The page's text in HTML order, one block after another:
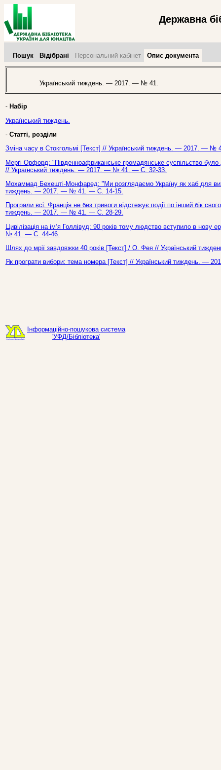
Державна
Пошук Відібрані Персональний кабінет Опис документа
Український тиждень. — 2017. — № 41.
- Набір
Український тиждень.
- Статті, розділи
Зміна часу в Стокгольмі [Текст] // Український тиждень. — 2017. —
Мерґі Орфорд: "Південноафриканське громадянське суспільство
// Український тиждень. — 2017. — № 41. — С. 32-33.
Мохаммад Бехешті-Монфаред: "Ми розглядаємо Україну як хаб для
тиждень. — 2017. — № 41. — С. 14-15.
Програли всі: Франція не без тривоги відстежує події по інший бік
тиждень. — 2017. — № 41. — С. 28-29.
Цивілізація на ім‘я Голлівуд: 90 років тому людство вступило в
№ 41. — С. 44-46.
Шлях до мрії завдовжки 40 років [Текст] / О. Фея // Український
Як програти вибори: тема номера [Текст] // Український тиждень. —
Інформаційно-пошукова система
'УФД/Бібліотека'